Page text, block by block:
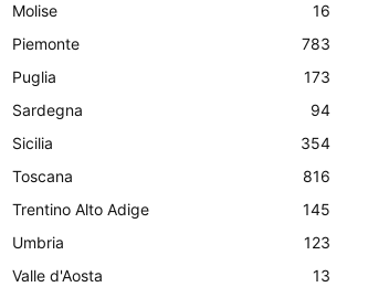
Molise
16
Piemonte
783
Puglia
173
Sardegna
94
Sicilia
354
Toscana
816
Trentino Alto Adige
145
Umbria
123
Valle d'Aosta
13